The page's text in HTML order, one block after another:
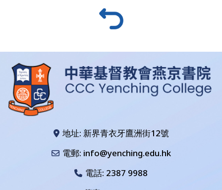
地址: 新界青衣牙鷹洲街12號
電郵: info@yenching.edu.hk
電話: 2387 9988